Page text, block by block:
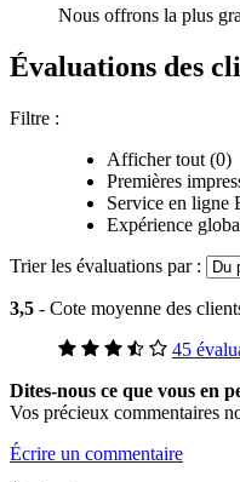
Nous offrons la plus
Évaluations des
Filtre :
Afficher tout (0)
Premières
Service en ligne
Expérience
Trier les évaluations par :
3,5 - Cote moyenne des
45
Dites-nous ce que vous en
Vos précieux commentaires
Écrire un commentaire